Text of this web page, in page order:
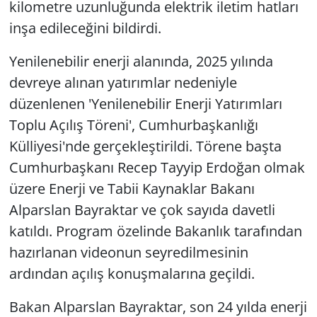
kilometre uzunluğunda elektrik iletim hatları
inşa edileceğini bildirdi.
Yenilenebilir enerji alanında, 2025 yılında
devreye alınan yatırımlar nedeniyle
düzenlenen 'Yenilenebilir Enerji Yatırımları
Toplu Açılış Töreni', Cumhurbaşkanlığı
Külliyesi'nde gerçekleştirildi. Törene başta
Cumhurbaşkanı Recep Tayyip Erdoğan olmak
üzere Enerji ve Tabii Kaynaklar Bakanı
Alparslan Bayraktar ve çok sayıda davetli
katıldı. Program özelinde Bakanlık tarafından
hazırlanan videonun seyredilmesinin
ardından açılış konuşmalarına geçildi.
Bakan Alparslan Bayraktar, son 24 yılda enerji